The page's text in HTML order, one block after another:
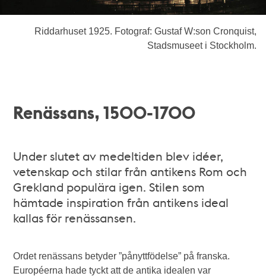
Riddarhuset 1925. Fotograf: Gustaf W:son Cronquist,
Stadsmuseet i Stockholm.
Renässans, 1500-1700
Under slutet av medeltiden blev idéer,
vetenskap och stilar från antikens Rom och
Grekland populära igen. Stilen som
hämtade inspiration från antikens ideal
kallas för renässansen.
Ordet renässans betyder ”pånyttfödelse” på franska.
Européerna hade tyckt att de antika idealen var